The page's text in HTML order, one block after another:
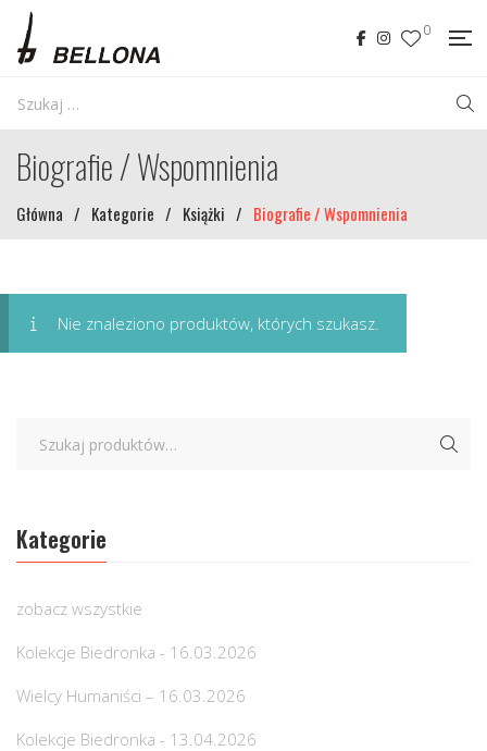
0
Biografie / Wspomnienia
Główna / Kategorie / Książki / Biografie / Wspomnienia
Nie znaleziono produktów, których szukasz.
Kategorie
zobacz wszystkie
Kolekcje Biedronka - 16.03.2026
Wielcy Humaniści – 16.03.2026
Kolekcje Biedronka - 13.04.2026